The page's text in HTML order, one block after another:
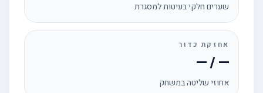
שערים חלקי בעיטות למסגרת
אחזקת כדור
— / —
אחוזי שליטה במשחק